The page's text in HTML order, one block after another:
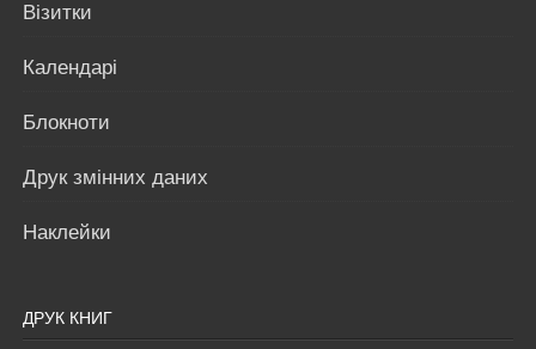
Візитки
Календарі
Блокноти
Друк змінних даних
Наклейки
ДРУК КНИГ